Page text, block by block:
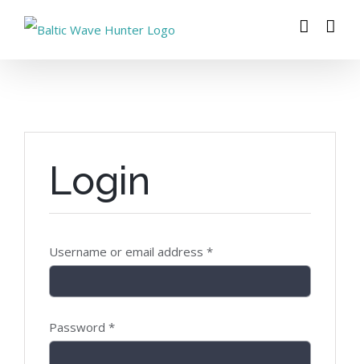
Login
Username or email address *
Password *